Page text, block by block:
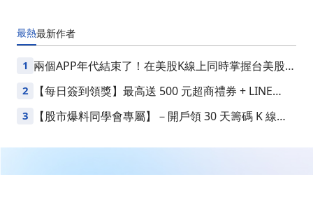
最熱最新作者
1 兩個APP年代結束了！在美股K線上同時掌握台美股損
益
2
【每日簽到領獎】最高送 500 元超商禮券 + LINE
Points
3
【股市爆料同學會專屬】－開戶領 30 天籌碼 K 線